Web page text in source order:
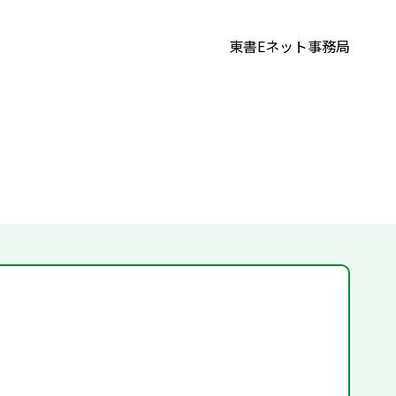
東書Eネット事務局